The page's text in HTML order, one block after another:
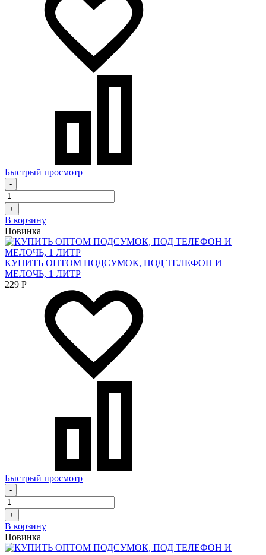
Быстрый просмотр
-
+
В корзину
Новинка
КУПИТЬ ОПТОМ ПОДСУМОК, ПОД ТЕЛЕФОН И
МЕЛОЧЬ, 1 ЛИТР
229 Р
Быстрый просмотр
-
+
В корзину
Новинка